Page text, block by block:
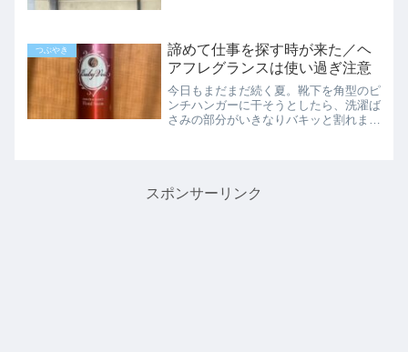
うで火木土のパートさんの...
つぶやき
諦めて仕事を探す時が来た／ヘ
アフレグランスは使い過ぎ注意
今日もまだまだ続く夏。靴下を角型のピ
ンチハンガーに干そうとしたら、洗濯ば
さみの部分がいきなりバキッと割れまし
スポンサーリンク